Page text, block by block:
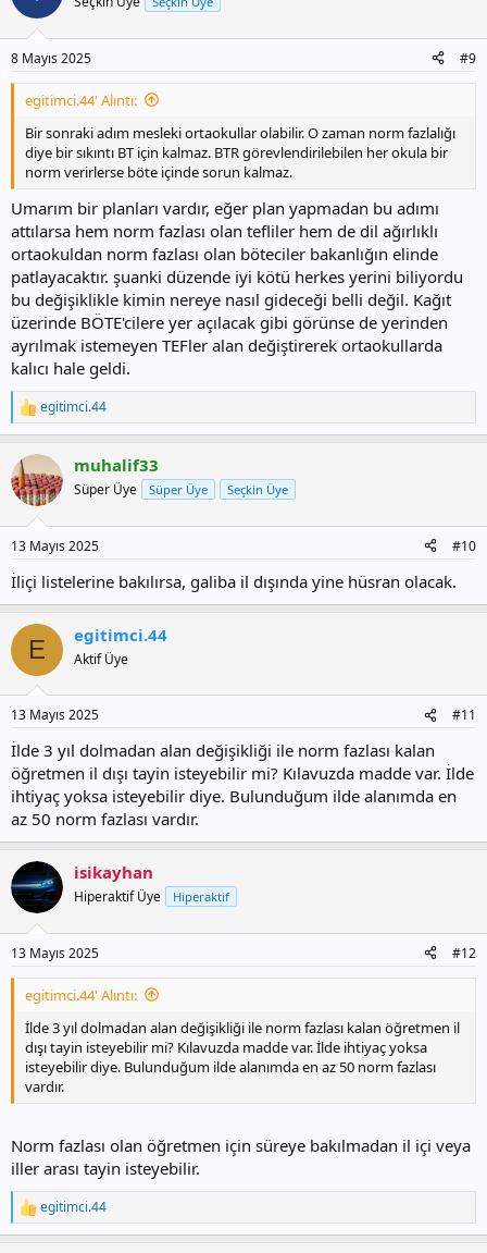
8 Mayıs 2025 #9
egitimci.44' Alıntı:
Bir sonraki adım mesleki ortaokullar olabilir. O zaman norm fazlalığı
diye bir sıkıntı BT için kalmaz. BTR görevlendirilebilen her okula bir
norm verirlerse böte içinde sorun kalmaz.
Umarım bir planları vardır, eğer plan yapmadan bu adımı
attılarsa hem norm fazlası olan tefliler hem de dil ağırlıklı
ortaokuldan norm fazlası olan böteciler bakanlığın elinde
patlayacaktır. şuanki düzende iyi kötü herkes yerini biliyordu
bu değişiklikle kimin nereye nasıl gideceği belli değil. Kağıt
üzerinde BÖTE'cilere yer açılacak gibi görünse de yerinden
ayrılmak istemeyen TEFler alan değiştirerek ortaokullarda
kalıcı hale geldi.
T
e
k
i
l
:
egitimci.44
muhalif33
Süper Üye Süper Üye Seçkin Üye
13 Mayıs 2025 #10
İliçi listelerine bakılırsa, galiba il dışında yine hüsran olacak.
E egitimci.44
Aktif Üye
13 Mayıs 2025 #11
İlde 3 yıl dolmadan alan değişikliği ile norm fazlası kalan
öğretmen il dışı tayin isteyebilir mi? Kılavuzda madde var. İlde
ihtiyaç yoksa isteyebilir diye. Bulunduğum ilde alanımda en
az 50 norm fazlası vardır.
isikayhan
Hiperaktif Üye Hiperaktif
13 Mayıs 2025 #12
egitimci.44' Alıntı:
İlde 3 yıl dolmadan alan değişikliği ile norm fazlası kalan öğretmen il
dışı tayin isteyebilir mi? Kılavuzda madde var. İlde ihtiyaç yoksa
isteyebilir diye. Bulunduğum ilde alanımda en az 50 norm fazlası
vardır.
Norm fazlası olan öğretmen için süreye bakılmadan il içi veya
iller arası tayin isteyebilir.
T
e
egitimci.44